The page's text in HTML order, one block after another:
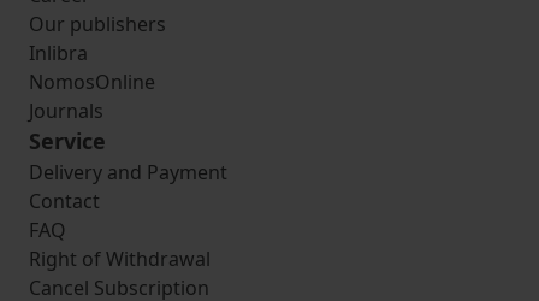
Our publishers
Inlibra
NomosOnline
Journals
Service
Delivery and Payment
Contact
FAQ
Right of Withdrawal
Cancel Subscription